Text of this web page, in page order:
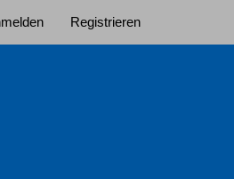
Registrieren